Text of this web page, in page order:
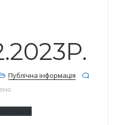
Публічна інформація